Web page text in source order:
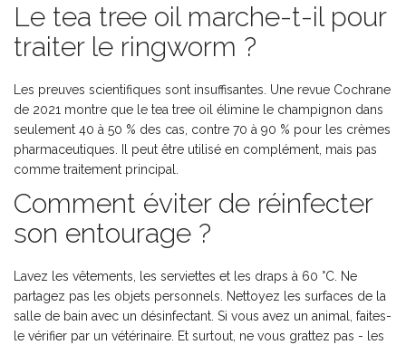
Le tea tree oil marche-t-il pour
traiter le ringworm ?
Les preuves scientifiques sont insuffisantes. Une revue Cochrane
de 2021 montre que le tea tree oil élimine le champignon dans
seulement 40 à 50 % des cas, contre 70 à 90 % pour les crèmes
pharmaceutiques. Il peut être utilisé en complément, mais pas
comme traitement principal.
Comment éviter de réinfecter
son entourage ?
Lavez les vêtements, les serviettes et les draps à 60 °C. Ne
partagez pas les objets personnels. Nettoyez les surfaces de la
salle de bain avec un désinfectant. Si vous avez un animal, faites-
le vérifier par un vétérinaire. Et surtout, ne vous grattez pas - les